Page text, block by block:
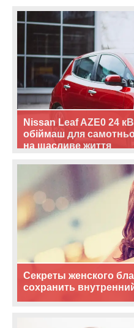
Nissan Leaf AZE0 24
обіймаш для
на щасливе життя
Секреты женского
сохранить